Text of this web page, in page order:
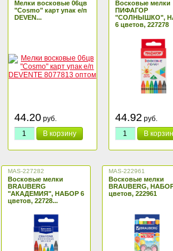
Мелки восковые 06цв
"Cosmo" карт упак е/п
DEVEN...
44.20 руб.
В корзину
Восковые мелки
ПИФАГОР
"СОЛНЫШКО",
6 цветов, 227278
44.92 руб.
В
MAS-227282
Восковые мелки
BRAUBERG
"АКАДЕМИЯ", НАБОР 6
цветов, 22728...
MAS-222961
Восковые мелки
BRAUBERG,
цветов, 222961